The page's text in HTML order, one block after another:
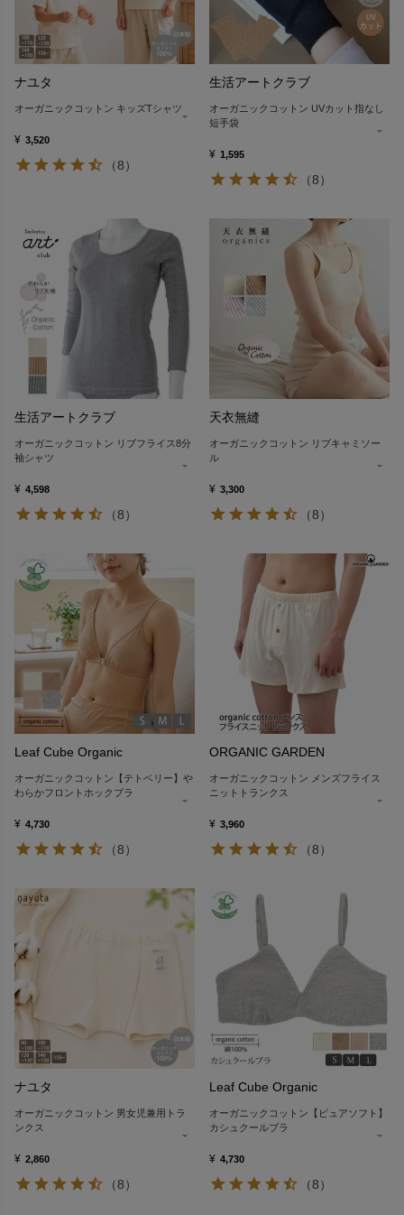
ナユタ
オーガニックコットン キッズTシャツ
¥ 3,520
（8）
生活アートクラブ
オーガニックコットン UVカット指なし
短手袋
¥ 1,595
（8）
生活アートクラブ
オーガニックコットン リブフライス8分
袖シャツ
¥ 4,598
（8）
天衣無縫
オーガニックコットン リブキャミソー
ル
¥ 3,300
（8）
Leaf Cube Organic
オーガニックコットン【テトベリー】や
わらかフロントホックブラ
¥ 4,730
（8）
ORGANIC GARDEN
オーガニックコットン メンズフライス
ニットトランクス
¥ 3,960
（8）
ナユタ
オーガニックコットン 男女児兼用トラ
ンクス
¥ 2,860
（8）
Leaf Cube Organic
オーガニックコットン【ピュアソフト】
カシュクールブラ
¥ 4,730
（8）